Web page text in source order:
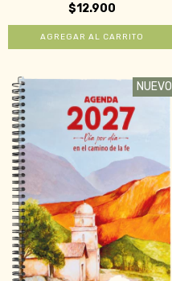
$12.900
NUEVO